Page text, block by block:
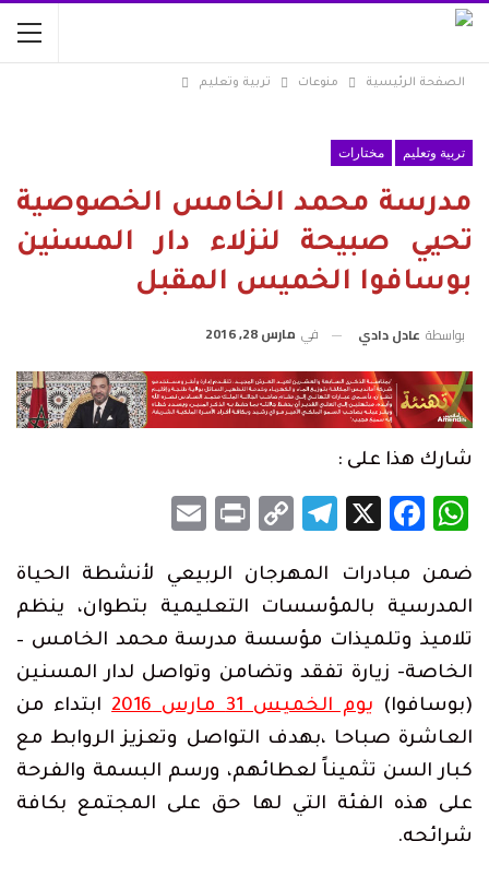
الصفحة الرئيسية منوعات تربية وتعليم
تربية وتعليم مختارات
مدرسة محمد الخامس الخصوصية
تحيي صبيحة لنزلاء دار المسنين
بوسافوا الخميس المقبل
بواسطة عادل دادي في مارس 28, 2016
شارك هذا على :
WhatsApp
Facebook
X
Telegram
Copy
Print
ضمن مبادرات المهرجان الربيعي لأنشطة الحياة
المدرسية بالمؤسسات التعليمية بتطوان، ينظم
تلاميذ وتلميذات مؤسسة مدرسة محمد الخامس –
الخاصة- زيارة تفقد وتضامن وتواصل لدار المسنين
(بوسافوا) يوم الخميس 31 مارس 2016
ابتداء من
العاشرة صباحا ،بهدف التواصل وتعزيز الروابط مع
كبار السن تثميناً لعطائهم، ورسم البسمة والفرحة
على هذه الفئة التي لها حق على المجتمع بكافة
شرائحه.